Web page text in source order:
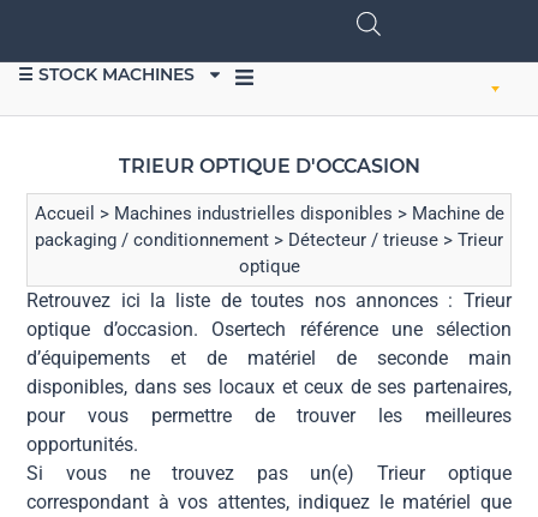
☰ STOCK MACHINES
TRIEUR OPTIQUE D'OCCASION
Accueil > Machines industrielles disponibles > Machine de
packaging / conditionnement > Détecteur / trieuse > Trieur
optique
Retrouvez ici la liste de toutes nos annonces : Trieur
optique d’occasion. Osertech référence une sélection
d’équipements et de matériel de seconde main
disponibles, dans ses locaux et ceux de ses partenaires,
pour vous permettre de trouver les meilleures
opportunités.
Si vous ne trouvez pas un(e) Trieur optique
correspondant à vos attentes, indiquez le matériel que